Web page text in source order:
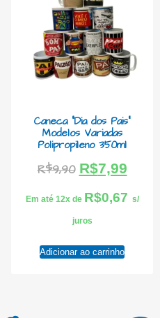
Caneca “Dia dos Pais”
Modelos Variadas
Polipropileno 350ml
R$9,90 R$7,99
Em até 12x de R$0,67 s/
juros
Adicionar ao carrinho